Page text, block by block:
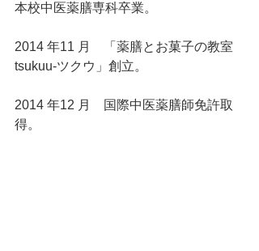
本校中医薬膳専科卒業。
2014 年11 月　「薬膳とお菓子の教室
tsukuu-ツクウ」創立。
2014 年12 月　国際中医薬膳師免許取
得。